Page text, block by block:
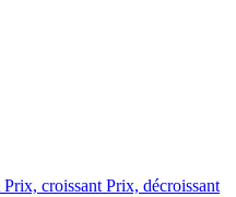
Prix, croissant Prix, décroissant